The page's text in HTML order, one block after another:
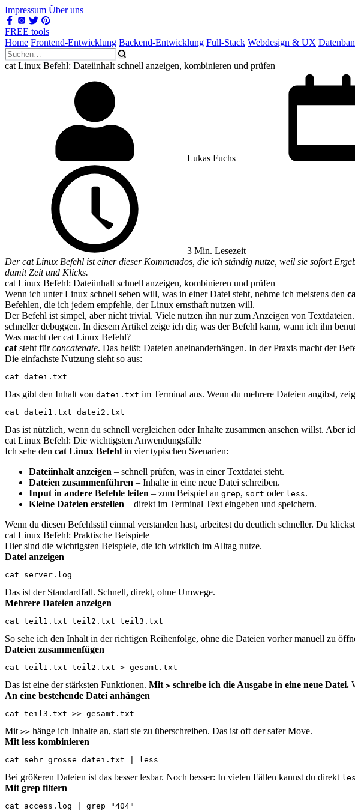
Impressum Über uns
FREE tools
Home Frontend-Entwicklung Backend-Entwicklung Full-Stack Webdesign & UX
cat Linux Befehl: Dateiinhalt schnell anzeigen, kombinieren und prüfen
Lukas Fuchs
3 Min. Lesezeit
Der cat Linux Befehl ist einer dieser Kommandos, die ich ständig nutze, weil sie sofort
damit Zeit und Klicks.
cat Linux Befehl: Dateiinhalt schnell anzeigen, kombinieren und prüfen
Wenn ich unter Linux schnell sehen will, was in einer Datei steht, nehme ich meistens den
Befehlen, die ich jedem empfehle, der Linux ernsthaft nutzen will.
Der Befehl ist simpel, aber nicht trivial. Viele nutzen ihn nur zum Anzeigen von
schneller debuggen. In diesem Artikel zeige ich dir, was der Befehl kann, wann ich ihn
Was macht der cat Linux Befehl?
cat steht fürconcatenate. Das heißt: Dateien aneinanderhängen. In der Praxis macht der
Die einfachste Nutzung sieht so aus:
cat datei.txt
Das gibt den Inhalt von datei.txt im Terminal aus. Wenn du mehrere Dateien angibst,
cat datei1.txt datei2.txt
Das ist nützlich, wenn du schnell vergleichen oder Inhalte zusammen ansehen willst. Aber
cat Linux Befehl: Die wichtigsten Anwendungsfälle
Ich sehe den cat Linux Befehl in vier typischen Szenarien:
Dateiinhalt anzeigen – schnell prüfen, was in einer Textdatei steht.
Dateien zusammenführen – Inhalte in eine neue Datei schreiben.
Input in andere Befehle leiten – zum Beispiel an grep, sort oder less.
Kleine Dateien erstellen – direkt im Terminal Text eingeben und speichern.
Wenn du diesen Befehlsstil einmal verstanden hast, arbeitest du deutlich schneller. Du
cat Linux Befehl: Praktische Beispiele
Hier sind die wichtigsten Beispiele, die ich wirklich im Alltag nutze.
Datei anzeigen
cat server.log
Das ist der Standardfall. Schnell, direkt, ohne Umwege.
Mehrere Dateien anzeigen
cat teil1.txt teil2.txt teil3.txt
So sehe ich den Inhalt in der richtigen Reihenfolge, ohne die Dateien vorher manuell zu
Dateien zusammenfügen
cat teil1.txt teil2.txt > gesamt.txt
Das ist eine der stärksten Funktionen. Mit > schreibe ich die Ausgabe in eine neue Datei.
An eine bestehende Datei anhängen
cat teil3.txt >> gesamt.txt
Mit >> hänge ich Inhalte an, statt sie zu überschreiben. Das ist oft der safer Move.
Mit less kombinieren
cat sehr_grosse_datei.txt | less
Bei größeren Dateien ist das besser lesbar. Noch besser: In vielen Fällen kannst du direkt
Mit grep filtern
cat access.log | grep "404"